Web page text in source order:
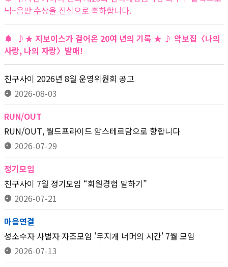
닉–음반 수상을 진심으로 축하합니다.
♪★ 지보이스가 걸어온 20여 년의 기록 ★ ♪ 악보집〈나의
사랑, 나의 자랑〉발매!
친구사이 2026년 8월 운영위원회 공고
2026-08-03
RUN/OUT
RUN/OUT, 월드프라이드 암스테르담으로 향합니다
2026-07-29
정기모임
친구사이 7월 정기모임 “회원경험 말하기”
2026-07-21
마음연결
성소수자 사별자 자조모임 '무지개 너머의 시간' 7월 모임
2026-07-13